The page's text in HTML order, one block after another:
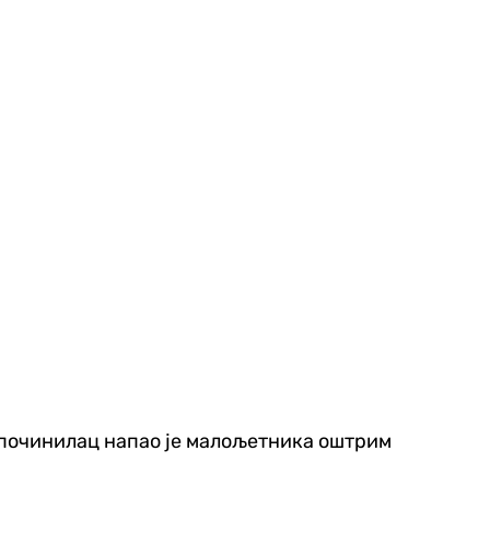
напао је малољетника оштрим